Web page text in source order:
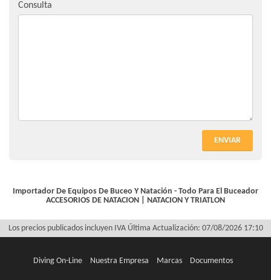
Consulta
ENVIAR
Importador De Equipos De Buceo Y Natación - Todo Para El Buceador
ACCESORIOS DE NATACION
NATACION Y TRIATLON
Los precios publicados incluyen IVA Última Actualización: 07/08/2026 17:10
Diving On-Line Nuestra Empresa Marcas Documentos